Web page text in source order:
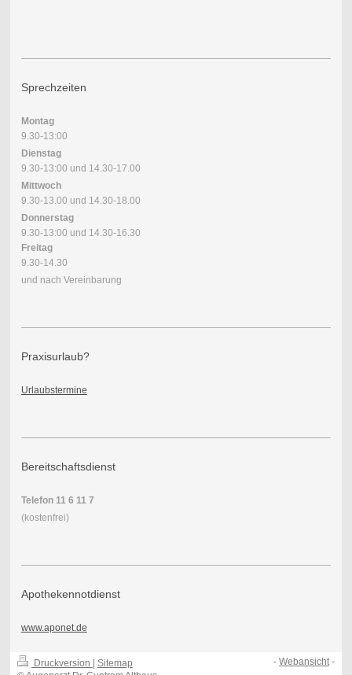
Sprechzeiten
Montag
9.30-13:00
Dienstag
9.30-13:00 und 14.30-17.00
Mittwoch
9.30-13.00 und 14.30-18.00
Donnerstag
9.30-13:00 und 14.30-16.30
Freitag
9.30-14.30
und nach Vereinbarung
Praxisurlaub?
Urlaubstermine
Bereitschaftsdienst
Telefon 11 6 11 7
(kostenfrei)
Apothekennotdienst
www.aponet.de
Druckversion
Sitemap
-Webansicht-